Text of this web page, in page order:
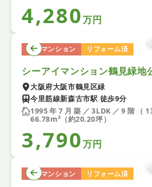
4,280万円
中古マンション リフォーム済
大阪府大阪市鶴見区緑
今里筋線新森古市駅 徒歩9分
1995年7月築／3LDK／9階（
66.78m²（約20.20坪）
3,790万円
中古マンション リフォーム済